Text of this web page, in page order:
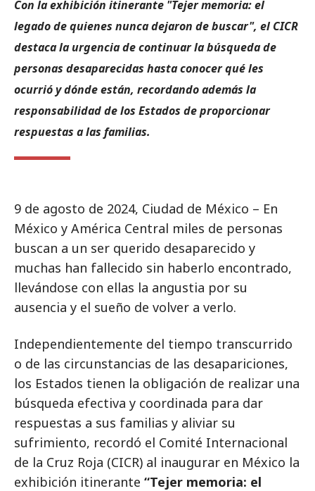
Con la exhibición itinerante "Tejer memoria: el
legado de quienes nunca dejaron de buscar", el CICR
destaca la urgencia de continuar la búsqueda de
personas desaparecidas hasta conocer qué les
ocurrió y dónde están, recordando además la
responsabilidad de los Estados de proporcionar
respuestas a las familias.
9 de agosto de 2024, Ciudad de México – En
México y América Central miles de personas
buscan a un ser querido desaparecido y
muchas han fallecido sin haberlo encontrado,
llevándose con ellas la angustia por su
ausencia y el sueño de volver a verlo.
Independientemente del tiempo transcurrido
o de las circunstancias de las desapariciones,
los Estados tienen la obligación de realizar una
búsqueda efectiva y coordinada para dar
respuestas a sus familias y aliviar su
sufrimiento, recordó el Comité Internacional
de la Cruz Roja (CICR) al inaugurar en México la
exhibición itinerante “Tejer memoria: el